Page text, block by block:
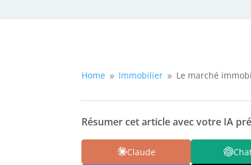
Home 9 Immobilier 9 Le marché
Résumer cet article avec votre IA
Claude